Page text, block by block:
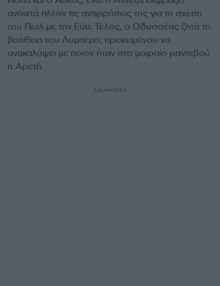
ανοιχτά πλέον τις αντιρρήσεις της για τη σχέση
του Πωλ με την Εύα. Τέλος, ο Οδυσσέας ζητά τη
βοήθεια του Λυμπέρη, προκειμένου να
ανακαλύψει με ποιον ήταν στο μοιραίο ραντεβού
η Αρετή.
ΔΙΑΦΗΜΙΣΗ